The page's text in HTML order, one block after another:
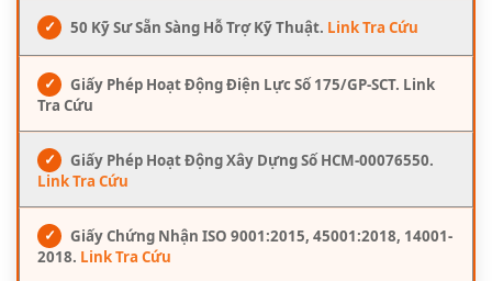
✓ 50 Kỹ Sư Sẵn Sàng Hỗ Trợ Kỹ Thuật. Link Tra Cứu
✓
Giấy Phép Hoạt Động Điện Lực Số 175/GP-SCT. Link
Tra Cứu
✓
Giấy Phép Hoạt Động Xây Dựng Số HCM-00076550.
Link Tra Cứu
✓
Giấy Chứng Nhận ISO 9001:2015, 45001:2018, 14001-
2018. Link Tra Cứu